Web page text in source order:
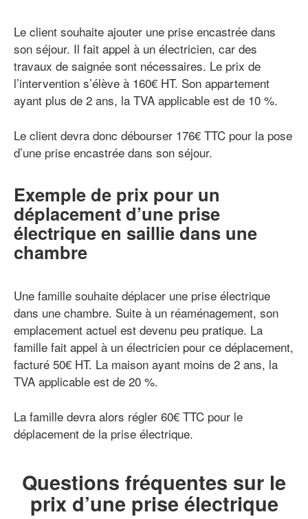
Le client souhaite ajouter une prise encastrée dans
son séjour. Il fait appel à un électricien, car des
travaux de saignée sont nécessaires. Le prix de
l’intervention s’élève à 160€ HT. Son appartement
ayant plus de 2 ans, la TVA applicable est de 10 %.
Le client devra donc débourser 176€ TTC pour la pose
d’une prise encastrée dans son séjour.
Exemple de prix pour un
déplacement d’une prise
électrique en saillie dans une
chambre
Une famille souhaite déplacer une prise électrique
dans une chambre. Suite à un réaménagement, son
emplacement actuel est devenu peu pratique. La
famille fait appel à un électricien pour ce déplacement,
facturé 50€ HT. La maison ayant moins de 2 ans, la
TVA applicable est de 20 %.
La famille devra alors régler 60€ TTC pour le
déplacement de la prise électrique.
Questions fréquentes sur le
prix d’une prise électrique